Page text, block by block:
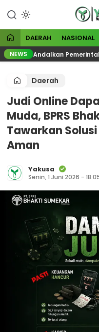
konten
Visioner
DAERAH NASIONAL
NEWS
Andalkan Pemerintah
Daerah
Judi Online
Muda, BPRS
Tawarkan
Aman
Yakusa
Senin, 1 Juni 2026 -